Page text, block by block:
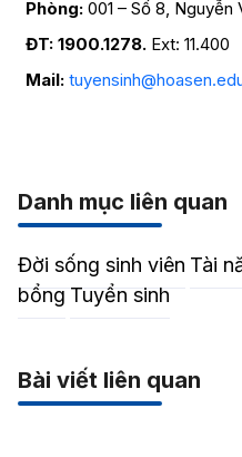
Phòng: 001 – Số 8, Nguyễn
ĐT: 1900.1278. Ext: 11.400
Mail:
Danh mục liên quan
Đời sống sinh viên Tài
bổngTuyển sinh
Bài viết liên quan